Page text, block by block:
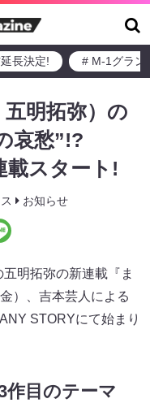
長決定! # M-1グラン
明拓弥）の
哀愁”!?
載スタート!
お知らせ
明拓弥の新連載『ま
）、吉本芸人による
STORYにて始まり
作目のテーマ